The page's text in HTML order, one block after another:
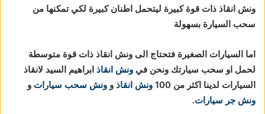
ونش انقاذ ذات قوة كبيرة ليتحمل اطنان كبيرة لكي تمكنها من
سحب السيارة بسهولة
اما السيارات الصغيرة فتحتاج الى ونش انقاذ ذات قوة متوسطة
لحمل او سحب سيارتك ونحن في ونش انقاذ ابراهيم السيد لانقاذ
السيارات لدينا اكثر من 100
ونش انقاذ و ونش سحب سيارات و
ونش جر سيارات.